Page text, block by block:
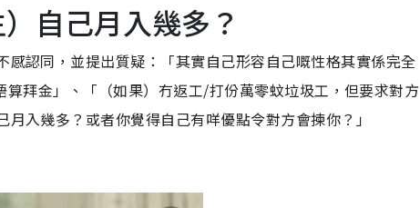
自己月入幾多？
認同，並提出質疑：「其實自己形容自己嘅性格其實係完全
拜金」、「（如果）冇返工/打份萬零蚊垃圾工，但要求對方
入幾多？或者你覺得自己有咩優點令對方會揀你？」